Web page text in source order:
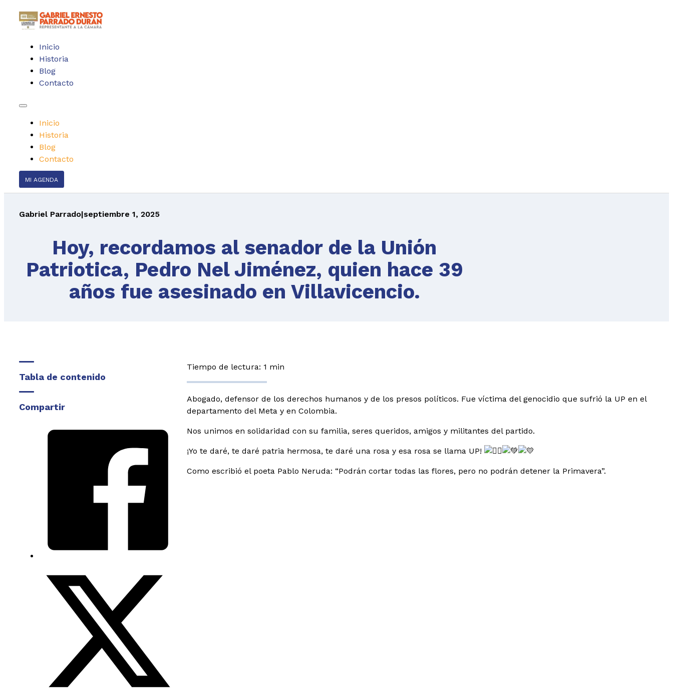
Inicio
Historia
Blog
Contacto
Inicio
Historia
Blog
Contacto
MI AGENDA
Gabriel Parrado|septiembre 1, 2025
Hoy, recordamos al senador de la Unión
Patriotica, Pedro Nel Jiménez, quien hace 39
años fue asesinado en Villavicencio.
Tabla de contenido
Compartir
Tiempo de lectura: 1 min
Abogado, defensor de los derechos humanos y de los presos políticos. Fue víctima del genocidio que sufrió la UP en el
departamento del Meta y en Colombia.
Nos unimos en solidaridad con su familia, seres queridos, amigos y militantes del partido.
¡Yo te daré, te daré patria hermosa, te daré una rosa y esa rosa se llama UP!
Como escribió el poeta Pablo Neruda: “Podrán cortar todas las flores, pero no podrán detener la Primavera”.